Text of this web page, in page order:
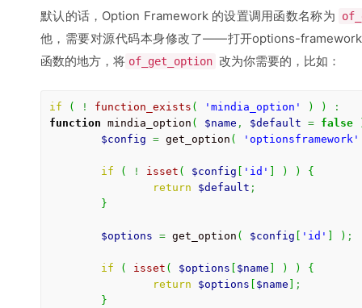
默认的话，Option Framework 的设置调用函数名称为
他，需要对源代码本身修改了——打开options-
函数的地方，将 of_get_option 改为你需要的，比如：
if ( ! function_exists ( 'mindia_option' ) )
:
function mindia_option ( $name , $default = false
$config = get_option ( 'optionsframework'
if ( ! isset ( $config 'id' ) )
{
return
$default ;
}
$options = get_option ( $config 'id' ) ;
if ( isset ( $options $name ) )
{
return
$options $name
;
}